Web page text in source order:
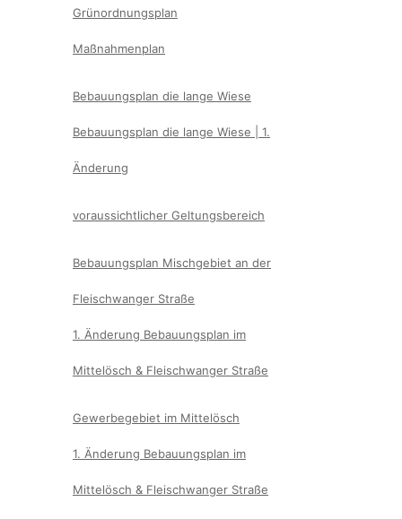
Grünordnungsplan
Maßnahmenplan
Bebauungsplan die lange Wiese
Bebauungsplan die lange Wiese | 1.
Änderung
voraussichtlicher Geltungsbereich
Bebauungsplan Mischgebiet an der
Fleischwanger Straße
1. Änderung Bebauungsplan im
Mittelösch & Fleischwanger Straße
Gewerbegebiet im Mittelösch
1. Änderung Bebauungsplan im
Mittelösch & Fleischwanger Straße